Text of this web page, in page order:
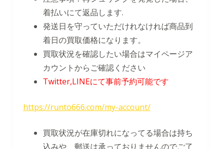
着払いにて返品します.
発送日を守っていただけれなければ商品到
着日の買取価格になります。
買取状況を確認したい場合はマイページア
カウントからご確認ください
Twitter,LINEにて事前予約可能です
https://runto666.com/my-account/
買取状況が在庫切れになってる場合は持ち
込みや、郵送は承っておりませんのでご了